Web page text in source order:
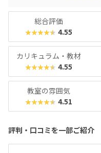
総合評価
★★★★★ 4.55
カリキュラム・教材
★★★★★ 4.55
教室の雰囲気
★★★★★ 4.51
評判・口コミを一部ご紹介